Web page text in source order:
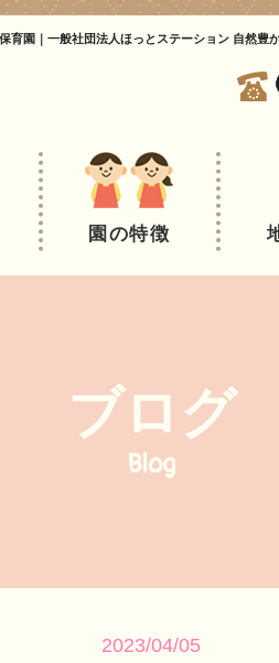
育園｜一般社団法人ほっとステーション 自然豊
園の特徴
ブログ
Blog
2023/04/05